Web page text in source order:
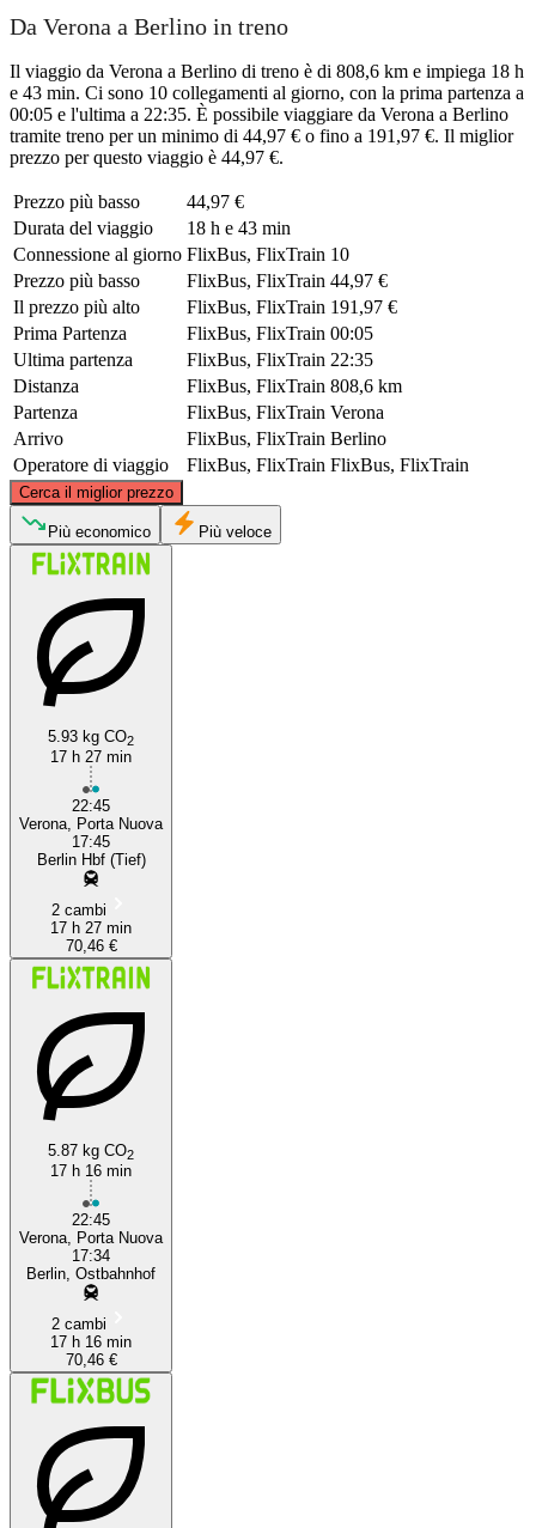
Da Verona a Berlino in treno
Il viaggio da Verona a Berlino di treno è di 808,6 km e impiega 18 h
e 43 min. Ci sono 10 collegamenti al giorno, con la prima partenza a
00:05 e l'ultima a 22:35. È possibile viaggiare da Verona a Berlino
tramite treno per un minimo di 44,97 € o fino a 191,97 €. Il miglior
prezzo per questo viaggio è 44,97 €.
Prezzo più basso
44,97 €
Durata del viaggio
18 h e 43 min
Connessione al giorno FlixBus, FlixTrain 10
Prezzo più basso
FlixBus, FlixTrain 44,97 €
Il prezzo più alto
FlixBus, FlixTrain 191,97 €
Prima Partenza
FlixBus, FlixTrain 00:05
Ultima partenza
FlixBus, FlixTrain 22:35
Distanza
FlixBus, FlixTrain 808,6 km
Partenza
FlixBus, FlixTrain Verona
Arrivo
FlixBus, FlixTrain Berlino
Operatore di viaggio
FlixBus, FlixTrain FlixBus, FlixTrain
Cerca il miglior prezzo
©CARTO , ©OpenStreetMapcontributors
Più economico Più veloce
5.93 kg CO2
17 h 27 min
22:45
Verona, Porta Nuova
17:45
Berlin Hbf (Tief)
2 cambi
17 h 27 min
70,46 €
5.87 kg CO2
17 h 16 min
22:45
Verona, Porta Nuova
17:34
Berlin, Ostbahnhof
2 cambi
17 h 16 min
70,46 €